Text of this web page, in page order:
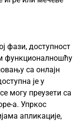
фази, доступност
функционалношћу
са онлајн
је у
могу преузети са
а. Упркос
апликације,